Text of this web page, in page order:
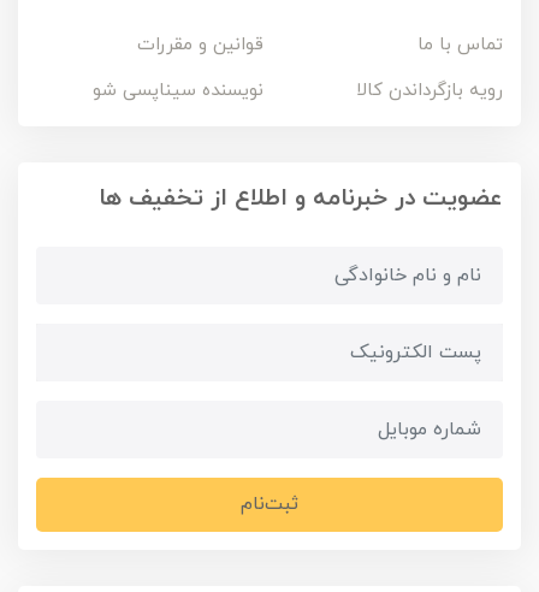
تماس با ما
قوانین و مقررات
رویه بازگرداندن کالا
نویسنده سیناپسی شو
عضویت در خبرنامه و اطلاع از تخفیف ها
ثبت‌نام